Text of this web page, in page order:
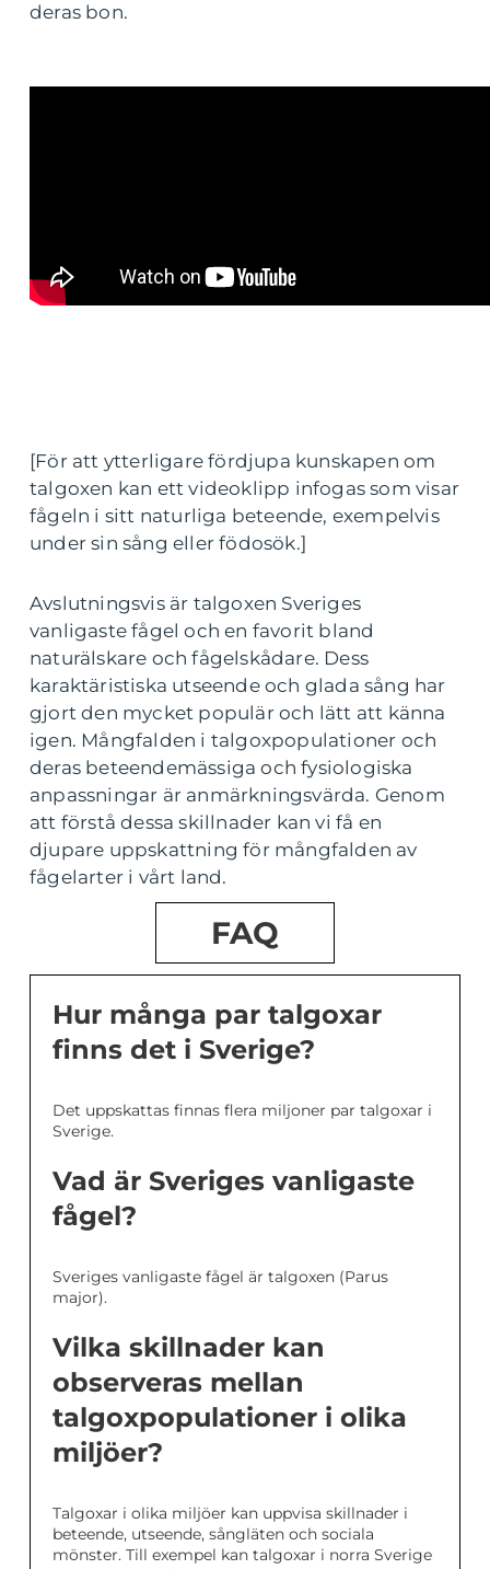
deras bon.
[För att ytterligare fördjupa kunskapen om
talgoxen kan ett videoklipp infogas som visar
fågeln i sitt naturliga beteende, exempelvis
under sin sång eller födosök.]
Avslutningsvis är talgoxen Sveriges
vanligaste fågel och en favorit bland
naturälskare och fågelskådare. Dess
karaktäristiska utseende och glada sång har
gjort den mycket populär och lätt att känna
igen. Mångfalden i talgoxpopulationer och
deras beteendemässiga och fysiologiska
anpassningar är anmärkningsvärda. Genom
att förstå dessa skillnader kan vi få en
djupare uppskattning för mångfalden av
fågelarter i vårt land.
FAQ
Hur många par talgoxar
finns det i Sverige?
Det uppskattas finnas flera miljoner par talgoxar i
Sverige.
Vad är Sveriges vanligaste
fågel?
Sveriges vanligaste fågel är talgoxen (Parus
major).
Vilka skillnader kan
observeras mellan
talgoxpopulationer i olika
miljöer?
Talgoxar i olika miljöer kan uppvisa skillnader i
beteende, utseende, sångläten och sociala
mönster. Till exempel kan talgoxar i norra Sverige